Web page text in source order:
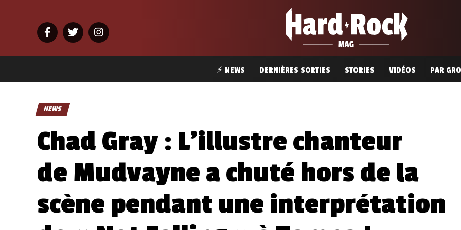
⚡ NEWS DERNIÈRES SORTIES STORIES VIDÉOS PAR
NEWS
Chad Gray : L’illustre chanteur
de Mudvayne a chuté hors de la
scène pendant une interprétation